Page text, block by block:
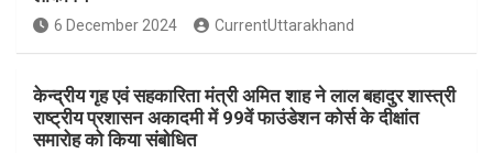
6 December 2024 CurrentUttarakhand
केन्द्रीय गृह एवं सहकारिता मंत्री अमित शाह ने लाल बहादुर शास्त्री
राष्ट्रीय प्रशासन अकादमी में 99वें फाउंडेशन कोर्स के दीक्षांत
समारोह को किया संबोधित